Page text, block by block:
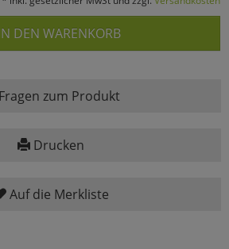
DEN WARENKORB
zum Produkt
Drucken
Auf die Merkliste
speichern
zu Haupptseite